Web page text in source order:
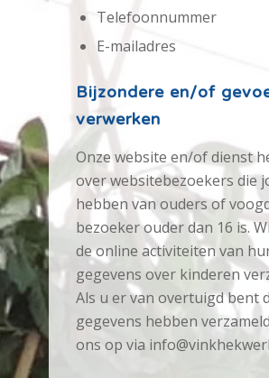
Telefoonnummer
E-mailadres
Bijzondere en/of
verwerken
Onze website en/of dienst
over websitebezoekers die
hebben van ouders of
bezoeker ouder dan 16 is.
de online activiteiten van
gegevens over kinderen
Als u er van overtuigd bent
gegevens hebben
ons op via